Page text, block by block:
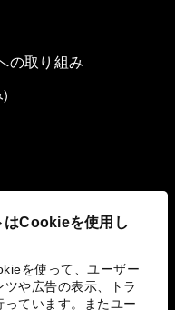
はCookieを使用し
を使って、ユーザー
や広告の表示、トラ
ています。またユー
の取り組み